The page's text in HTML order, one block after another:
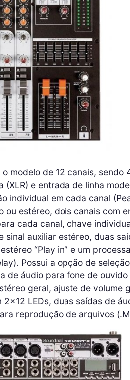
o modelo de 12 canais,
(XLR) e entrada de linha
individual em cada canal
ou estéreo, dois canais com
cada canal, chave
sinal auxiliar estéreo, duas
“Play in” e um
Possui a opção de
de áudio para fone de
geral, ajuste de volume
2×12 LEDs, duas saídas de
reprodução de arquivos